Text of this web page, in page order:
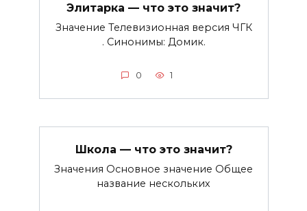
Элитарка — что это значит?
Значение Телевизионная версия ЧГК
. Синонимы: Домик.
0 1
Школа — что это значит?
Значения Основное значение Общее
название нескольких